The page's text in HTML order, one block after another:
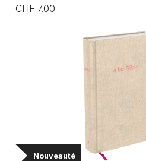
CHF 7.00
Nouveauté